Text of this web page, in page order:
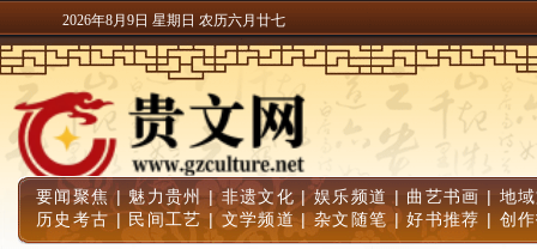
2026年8月9日 星期日 农历六月廿七
要闻聚焦| 魅力贵州|非遗文化 |娱乐频道 | 曲艺书画 | 地
历史考古 | 民间工艺 |文学频道|杂文随笔 |好书推荐 | 创